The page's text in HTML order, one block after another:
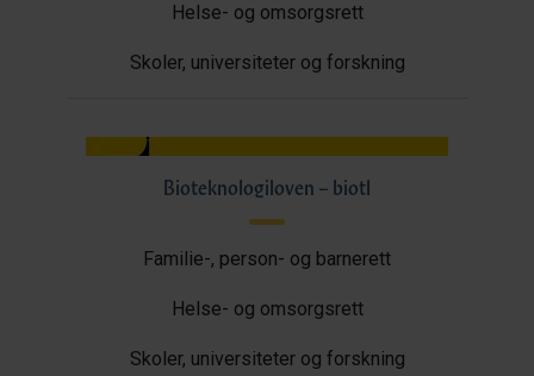
Helse- og omsorgsrett
Skoler, universiteter og forskning
Bioteknologiloven – biotl
Familie-, person- og barnerett
Helse- og omsorgsrett
Skoler, universiteter og forskning